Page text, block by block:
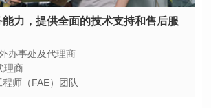
办事处及代理商
理商
师（FAE）团队